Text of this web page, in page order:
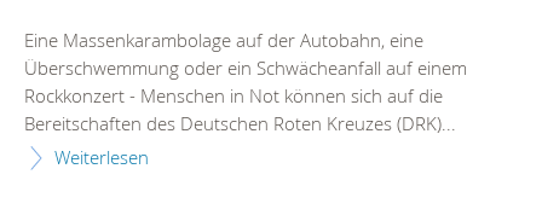
Eine Massenkarambolage auf der Autobahn, eine
Überschwemmung oder ein Schwächeanfall auf einem
Rockkonzert - Menschen in Not können sich auf die
Bereitschaften des Deutschen Roten Kreuzes (DRK)...
Weiterlesen